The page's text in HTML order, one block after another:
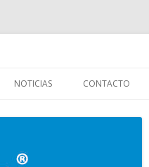
NOTICIAS CONTACTO